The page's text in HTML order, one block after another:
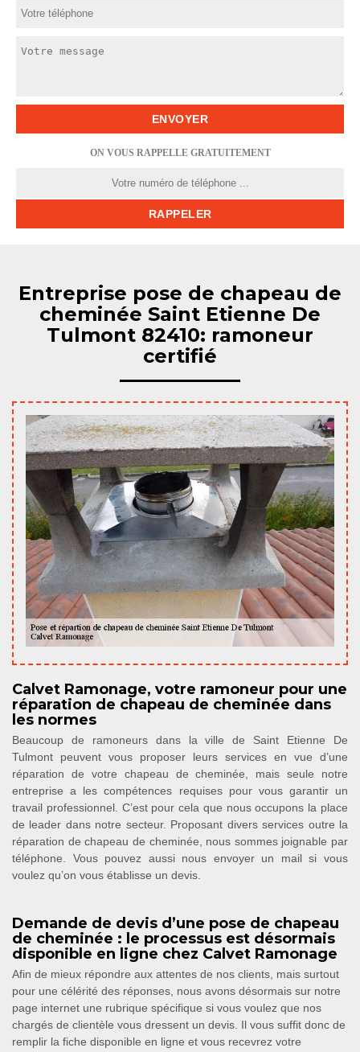
ON VOUS RAPPELLE GRATUITEMENT
Entreprise pose de chapeau de
cheminée Saint Etienne De
Tulmont 82410: ramoneur
certifié
Calvet Ramonage, votre ramoneur pour une
réparation de chapeau de cheminée dans
les normes
Beaucoup de ramoneurs dans la ville de Saint Etienne De
Tulmont peuvent vous proposer leurs services en vue d’une
réparation de votre chapeau de cheminée, mais seule notre
entreprise a les compétences requises pour vous garantir un
travail professionnel. C’est pour cela que nous occupons la place
de leader dans notre secteur. Proposant divers services outre la
réparation de chapeau de cheminée, nous sommes joignable par
téléphone. Vous pouvez aussi nous envoyer un mail si vous
voulez qu’on vous établisse un devis.
Demande de devis d’une pose de chapeau
de cheminée : le processus est désormais
disponible en ligne chez Calvet Ramonage
Afin de mieux répondre aux attentes de nos clients, mais surtout
pour une célérité des réponses, nous avons désormais sur notre
page internet une rubrique spécifique si vous voulez que nos
chargés de clientèle vous dressent un devis. Il vous suffit donc de
remplir la fiche disponible en ligne et vous recevrez votre